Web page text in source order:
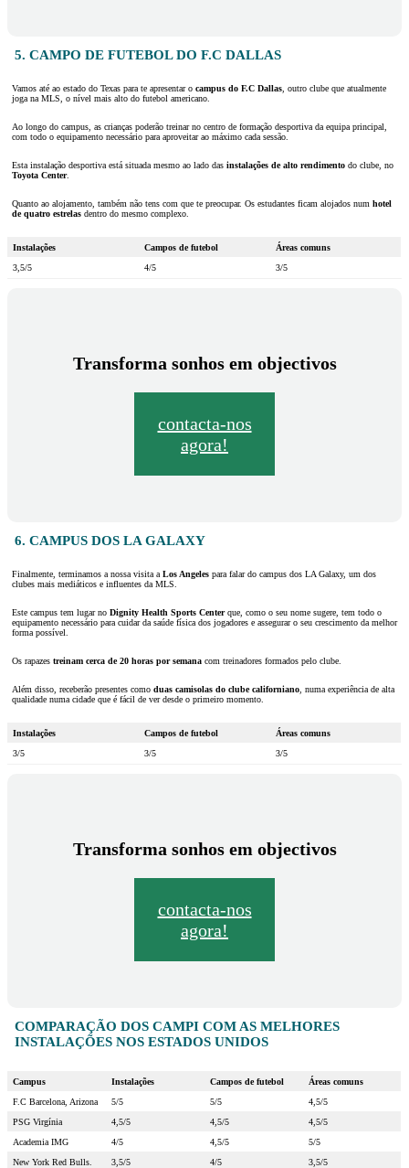
5. CAMPO DE FUTEBOL DO F.C DALLAS
Vamos até ao estado do Texas para te apresentar o campus do F.C Dallas, outro clube que atualmente
joga na MLS, o nível mais alto do futebol americano.
Ao longo do campus, as crianças poderão treinar no centro de formação desportiva da equipa principal,
com todo o equipamento necessário para aproveitar ao máximo cada sessão.
Esta instalação desportiva está situada mesmo ao lado das instalações de alto rendimento do clube, no
Toyota Center.
Quanto ao alojamento, também não tens com que te preocupar. Os estudantes ficam alojados num hotel
de quatro estrelas dentro do mesmo complexo.
Instalações Campos de futebol
Áreas comuns
3,5/5
4/5 3/5
Transforma sonhos em objectivos
contacta-nos
agora!
6. CAMPUS DOS LA GALAXY
Finalmente, terminamos a nossa visita aLos Angeles para falar do campus dos LA Galaxy, um dos
clubes mais mediáticos e influentes da MLS.
Este campus tem lugar no Dignity Health Sports Centerque, como o seu nome sugere, tem todo o
equipamento necessário para cuidar da saúde física dos jogadores e assegurar o seu crescimento da melhor
forma possível.
Os rapazes treinam cerca de 20 horas por semana com treinadores formados pelo clube.
Além disso, receberão presentes como duas camisolas do clube californiano, numa experiência de alta
qualidade numa cidade que é fácil de ver desde o primeiro momento.
Instalações Campos de futebol
Áreas comuns
3/5
3/5 3/5
Transforma sonhos em objectivos
contacta-nos
agora!
COMPARAÇÃO DOS CAMPI COM AS MELHORES
INSTALAÇÕES NOS ESTADOS UNIDOS
Campus Instalações Campos de futebol
Áreas comuns
F.C Barcelona, Arizona
5/5 5/5
4,5/5
PSG Virgínia
4,5/5 4,5/5
4,5/5
Academia IMG
4/5 4,5/5
5/5
New York Red Bulls.
3,5/5 4/5
3,5/5